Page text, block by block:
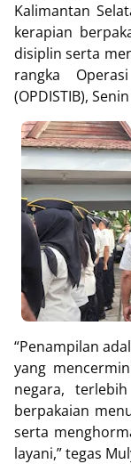
Kalimantan
kerapian
disiplin serta
rangka
(OPDISTIB),
“Penampilan
yang
negara,
berpakaian
serta
layani,” tegas